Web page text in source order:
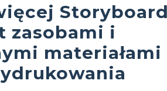
zasobami i
materiałami